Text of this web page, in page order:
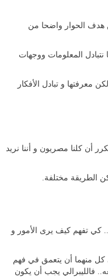
هدف الحوار واضحا من
نتبادل المعلومات ووجهات
معرفتها و تبادل الأفكار
أن كلنا مصريون و أننا نريد
الطريقة مختلفة.
كي تفهم كيف يرى الأمور و
كل منهما أن يتعمق في فهم
فالليبرالي يجب أن يكون